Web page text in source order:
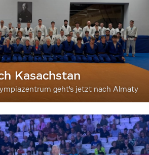
Kasachstan
geht's jetzt nach Almaty